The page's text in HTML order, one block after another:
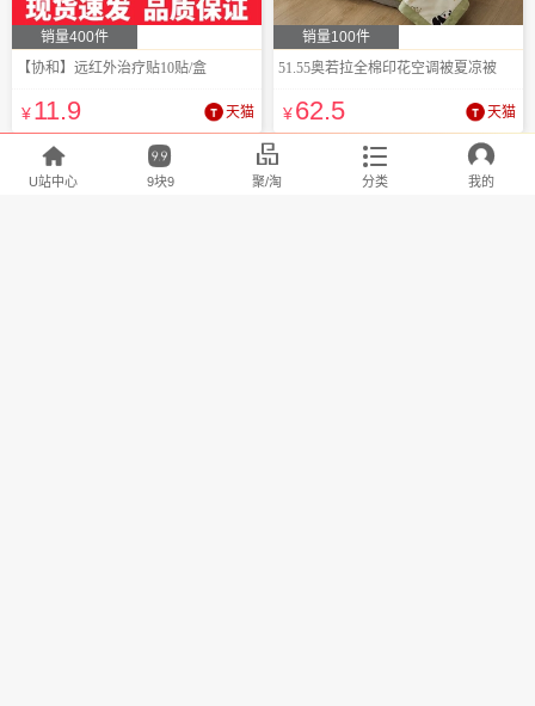
销量400件
【协和】远红外治疗贴10贴/盒
¥11.9 天猫
销量100件
51.55奥若拉全棉印花空调被夏凉被
¥62.5 天猫

U站中心

9块9

聚/淘

分类

我的